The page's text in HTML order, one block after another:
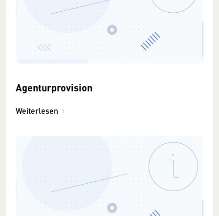
Agenturprovision
Weiterlesen